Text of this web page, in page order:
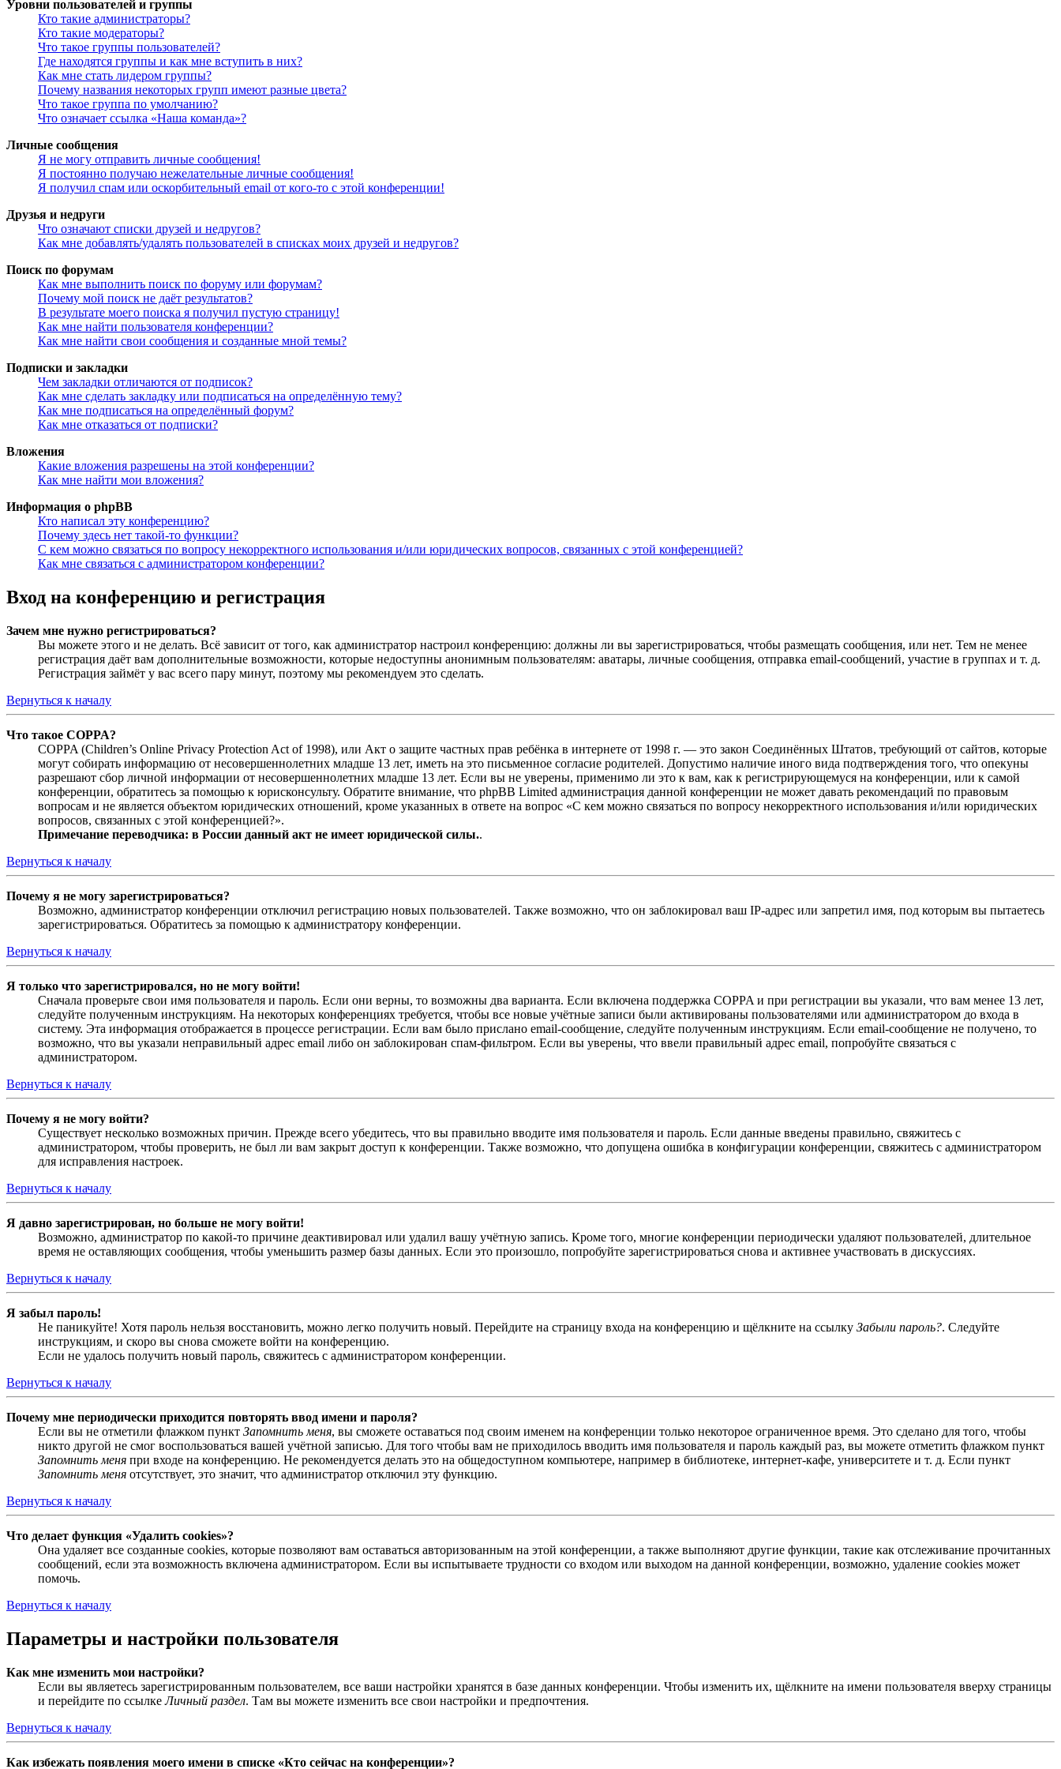
Уровни пользователей и группы
Кто такие администраторы?
Кто такие модераторы?
Что такое группы пользователей?
Где находятся группы и как мне вступить в них?
Как мне стать лидером группы?
Почему названия некоторых групп имеют разные цвета?
Что такое группа по умолчанию?
Что означает ссылка «Наша команда»?
Личные сообщения
Я не могу отправить личные сообщения!
Я постоянно получаю нежелательные личные сообщения!
Я получил спам или оскорбительный email от кого-то с этой конференции!
Друзья и недруги
Что означают списки друзей и недругов?
Как мне добавлять/удалять пользователей в списках моих друзей и недругов?
Поиск по форумам
Как мне выполнить поиск по форуму или форумам?
Почему мой поиск не даёт результатов?
В результате моего поиска я получил пустую страницу!
Как мне найти пользователя конференции?
Как мне найти свои сообщения и созданные мной темы?
Подписки и закладки
Чем закладки отличаются от подписок?
Как мне сделать закладку или подписаться на определённую тему?
Как мне подписаться на определённый форум?
Как мне отказаться от подписки?
Вложения
Какие вложения разрешены на этой конференции?
Как мне найти мои вложения?
Информация о phpBB
Кто написал эту конференцию?
Почему здесь нет такой-то функции?
С кем можно связаться по вопросу некорректного использования и/или юридических вопросов, связанных с этой конференцией?
Как мне связаться с администратором конференции?
Вход на конференцию и регистрация
Зачем мне нужно регистрироваться?
Вы можете этого и не делать. Всё зависит от того, как администратор настроил конференцию: должны ли вы зарегистрироваться, чтобы размещать сообщения, или нет. Тем не менее
регистрация даёт вам дополнительные возможности, которые недоступны анонимным пользователям: аватары, личные сообщения, отправка email-сообщений, участие в группах и т. д.
Регистрация займёт у вас всего пару минут, поэтому мы рекомендуем это сделать.
Вернуться к началу
Что такое COPPA?
COPPA (Children’s Online Privacy Protection Act of 1998), или Акт о защите частных прав ребёнка в интернете от 1998 г. — это закон Соединённых Штатов, требующий от сайтов, которые
могут собирать информацию от несовершеннолетних младше 13 лет, иметь на это письменное согласие родителей. Допустимо наличие иного вида подтверждения того, что опекуны
разрешают сбор личной информации от несовершеннолетних младше 13 лет. Если вы не уверены, применимо ли это к вам, как к регистрирующемуся на конференции, или к самой
конференции, обратитесь за помощью к юрисконсульту. Обратите внимание, что phpBB Limited администрация данной конференции не может давать рекомендаций по правовым
вопросам и не является объектом юридических отношений, кроме указанных в ответе на вопрос «С кем можно связаться по вопросу некорректного использования и/или юридических
вопросов, связанных с этой конференцией?».
Примечание переводчика: в России данный акт не имеет юридической силы..
Вернуться к началу
Почему я не могу зарегистрироваться?
Возможно, администратор конференции отключил регистрацию новых пользователей. Также возможно, что он заблокировал ваш IP-адрес или запретил имя, под которым вы пытаетесь
зарегистрироваться. Обратитесь за помощью к администратору конференции.
Вернуться к началу
Я только что зарегистрировался, но не могу войти!
Сначала проверьте свои имя пользователя и пароль. Если они верны, то возможны два варианта. Если включена поддержка COPPA и при регистрации вы указали, что вам менее 13 лет,
следуйте полученным инструкциям. На некоторых конференциях требуется, чтобы все новые учётные записи были активированы пользователями или администратором до входа в
систему. Эта информация отображается в процессе регистрации. Если вам было прислано email-сообщение, следуйте полученным инструкциям. Если email-сообщение не получено, то
возможно, что вы указали неправильный адрес email либо он заблокирован спам-фильтром. Если вы уверены, что ввели правильный адрес email, попробуйте связаться с
администратором.
Вернуться к началу
Почему я не могу войти?
Существует несколько возможных причин. Прежде всего убедитесь, что вы правильно вводите имя пользователя и пароль. Если данные введены правильно, свяжитесь с
администратором, чтобы проверить, не был ли вам закрыт доступ к конференции. Также возможно, что допущена ошибка в конфигурации конференции, свяжитесь с администратором
для исправления настроек.
Вернуться к началу
Я давно зарегистрирован, но больше не могу войти!
Возможно, администратор по какой-то причине деактивировал или удалил вашу учётную запись. Кроме того, многие конференции периодически удаляют пользователей, длительное
время не оставляющих сообщения, чтобы уменьшить размер базы данных. Если это произошло, попробуйте зарегистрироваться снова и активнее участвовать в дискуссиях.
Вернуться к началу
Я забыл пароль!
Не паникуйте! Хотя пароль нельзя восстановить, можно легко получить новый. Перейдите на страницу входа на конференцию и щёлкните на ссылку Забыли пароль?. Следуйте
инструкциям, и скоро вы снова сможете войти на конференцию.
Если не удалось получить новый пароль, свяжитесь с администратором конференции.
Вернуться к началу
Почему мне периодически приходится повторять ввод имени и пароля?
Если вы не отметили флажком пункт Запомнить меня, вы сможете оставаться под своим именем на конференции только некоторое ограниченное время. Это сделано для того, чтобы
никто другой не смог воспользоваться вашей учётной записью. Для того чтобы вам не приходилось вводить имя пользователя и пароль каждый раз, вы можете отметить флажком пункт
Запомнить меня при входе на конференцию. Не рекомендуется делать это на общедоступном компьютере, например в библиотеке, интернет-кафе, университете и т. д. Если пункт
Запомнить меня отсутствует, это значит, что администратор отключил эту функцию.
Вернуться к началу
Что делает функция «Удалить cookies»?
Она удаляет все созданные cookies, которые позволяют вам оставаться авторизованным на этой конференции, а также выполняют другие функции, такие как отслеживание прочитанных
сообщений, если эта возможность включена администратором. Если вы испытываете трудности со входом или выходом на данной конференции, возможно, удаление cookies может
помочь.
Вернуться к началу
Параметры и настройки пользователя
Как мне изменить мои настройки?
Если вы являетесь зарегистрированным пользователем, все ваши настройки хранятся в базе данных конференции. Чтобы изменить их, щёлкните на имени пользователя вверху страницы
и перейдите по ссылкеЛичный раздел. Там вы можете изменить все свои настройки и предпочтения.
Вернуться к началу
Как избежать появления моего имени в списке «Кто сейчас на конференции»?